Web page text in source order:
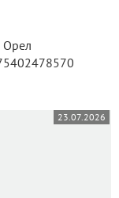
23.07.2026